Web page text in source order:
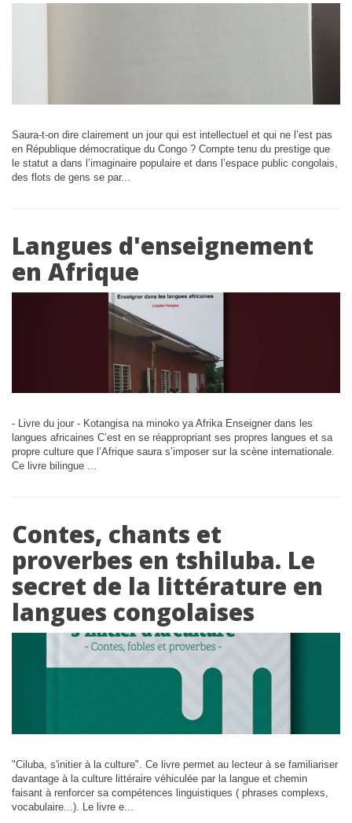
Saura-t-on dire clairement un jour qui est intellectuel et qui ne l’est pas
en République démocratique du Congo ? Compte tenu du prestige que
le statut a dans l’imaginaire populaire et dans l’espace public congolais,
des flots de gens se par...
Langues d'enseignement
en Afrique
- Livre du jour - Kotangisa na minoko ya Afrika Enseigner dans les
langues africaines C’est en se réappropriant ses propres langues et sa
propre culture que l’Afrique saura s’imposer sur la scène internationale.
Ce livre bilingue ...
Contes, chants et
proverbes en tshiluba. Le
secret de la littérature en
langues congolaises
"Ciluba, s'initier à la culture". Ce livre permet au lecteur à se familiariser
davantage à la culture littéraire véhiculée par la langue et chemin
faisant à renforcer sa compétences linguistiques ( phrases complexs,
vocabulaire...). Le livre e...